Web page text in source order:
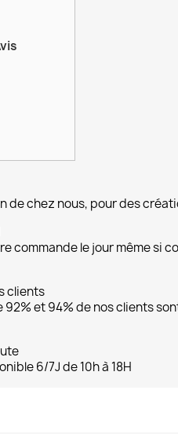
de chez nous, pour des
commande le jour même si
clients
92% et 94% de nos clients
6/7J de 10h à 18H